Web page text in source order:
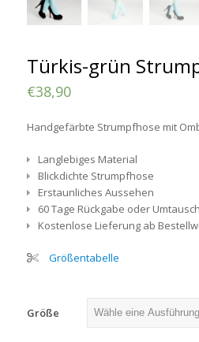
Türkis-grün
€38,90
Handgefärbte Strumpfhose mit
Langlebiges Material
Blickdichte Strumpfhose
Erstaunliches Aussehen
60 Tage Rückgabe oder Umtausch
Kostenlose Lieferung ab
Größentabelle
Größe